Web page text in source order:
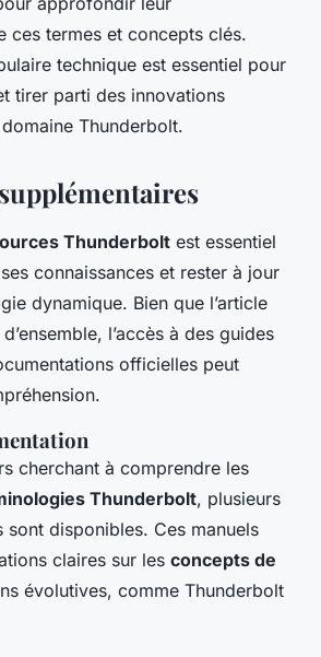
ces termes et concepts clés.
technique est essentiel pour
tirer parti des innovations
Thunderbolt.
Thunderbolt est essentiel
connaissances et rester à jour
dynamique. Bien que l’article
l’accès à des guides
officielles peut
cherchant à comprendre les
Thunderbolt, plusieurs
sont disponibles. Ces manuels
claires sur les concepts de
évolutives, comme Thunderbolt